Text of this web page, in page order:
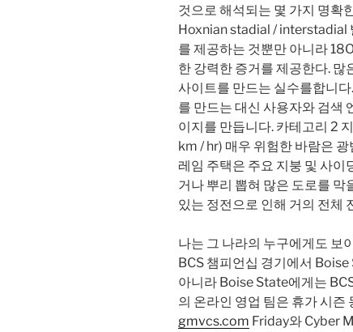
것으로 해석되는 몇 가지 명확
Hoxnian stadial / interstadial
를 제공하는 것뿐만 아니라
한 강력한 증거를 제공한다. 많
사이트를 만드는 실수를합니
를 만드는 대신 사용자와 검색
이지를 만듭니다. 카테고리 2
km / hr) 매우 위험한 바람은
레임 주택은 주요 지붕 및 사이
거나 뿌리 뽑혀 많은 도로를 막
있는 정전으로 인해 거의 전체
나는 그 나라의 누구에게도 보
BCS 챔피언십 경기에서
아니라 Boise State에게는
의 온라인 영업 팀은 휴가 시
gmvcs.com Friday와 Cyber